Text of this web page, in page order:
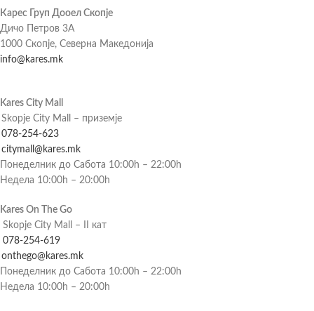
Карес Груп Дооел Скопје
Дичо Петров 3А
1000 Скопје, Северна Македонија
info@kares.mk
Kares City Mall
Skopje City Mall – приземје
078-254-623
citymall@kares.mk
Понеделник до Сабота 10:00h – 22:00h
Недела 10:00h – 20:00h
Kares On The Go
Skopje City Mall – II кат
078-254-619
onthego@kares.mk
Понеделник до Сабота 10:00h – 22:00h
Недела 10:00h – 20:00h